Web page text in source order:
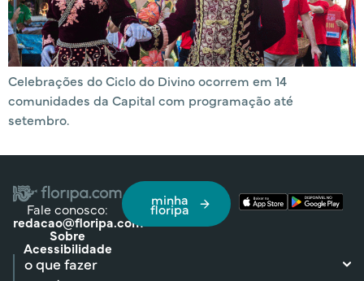
Celebrações do Ciclo do Divino ocorrem em 14
comunidades da Capital com programação até
setembro.
Fale conosco:
redacao@floripa.com
Sobre
Acessibilidade
minha
floripa
o que fazer